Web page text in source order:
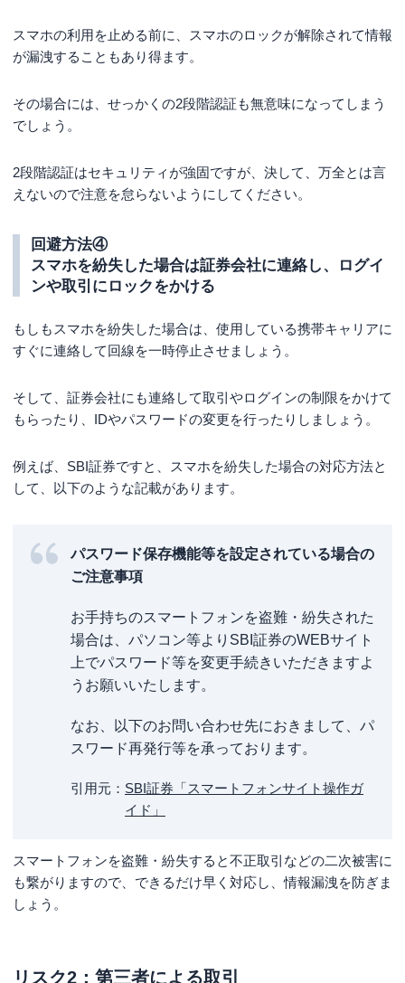
スマホの利用を止める前に、スマホのロックが解除されて情報
が漏洩することもあり得ます。
その場合には、せっかくの2段階認証も無意味になってしまう
でしょう。
2段階認証はセキュリティが強固ですが、決して、万全とは言
えないので注意を怠らないようにしてください。
回避方法④
スマホを紛失した場合は証券会社に連絡し、ログイ
ンや取引にロックをかける
もしもスマホを紛失した場合は、使用している携帯キャリアに
すぐに連絡して回線を一時停止させましょう。
そして、証券会社にも連絡して取引やログインの制限をかけて
もらったり、IDやパスワードの変更を行ったりしましょう。
例えば、SBI証券ですと、スマホを紛失した場合の対応方法と
して、以下のような記載があります。
パスワード保存機能等を設定されている場合の
ご注意事項
お手持ちのスマートフォンを盗難・紛失された
場合は、パソコン等よりSBI証券のWEBサイト
上でパスワード等を変更手続きいただきますよ
うお願いいたします。
なお、以下のお問い合わせ先におきまして、パ
スワード再発行等を承っております。
引用元
SBI証券「スマートフォンサイト操作ガ
イド」
スマートフォンを盗難・紛失すると不正取引などの二次被害に
も繋がりますので、できるだけ早く対応し、情報漏洩を防ぎま
しょう。
リスク2：第三者による取引